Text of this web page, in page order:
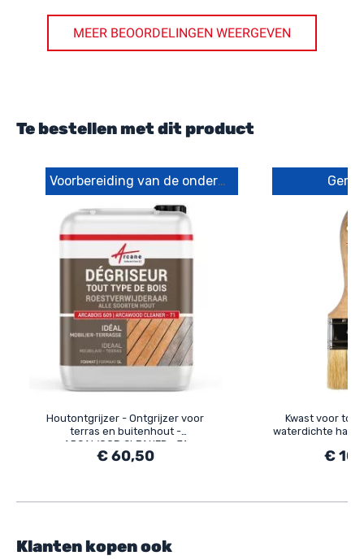
MEER BEOORDELINGEN WEERGEVEN
Te bestellen met dit product
Voorbereiding van de ondergrond
Houtontgrijzer - Ontgrijzer voor
terras en buitenhout -
ARCAWOOD CLEANER - 71
€ 60,50
Kwast voor
waterdichte hars,
€
Klanten kopen ook